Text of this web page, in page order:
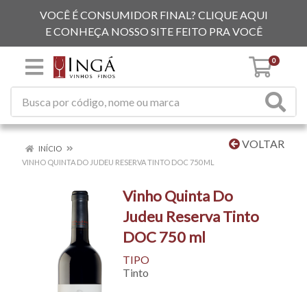
VOCÊ É CONSUMIDOR FINAL? CLIQUE AQUI
E CONHEÇA NOSSO SITE FEITO PRA VOCÊ
0
VOLTAR
INÍCIO
VINHO QUINTA DO JUDEU RESERVA TINTO DOC 750 ML
Vinho Quinta Do
Judeu Reserva Tinto
DOC 750 ml
TIPO
Tinto